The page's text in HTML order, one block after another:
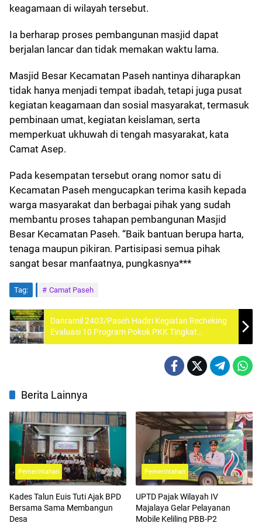
keagamaan di wilayah tersebut.
Ia berharap proses pembangunan masjid dapat
berjalan lancar dan tidak memakan waktu lama.
Masjid Besar Kecamatan Paseh nantinya diharapkan
tidak hanya menjadi tempat ibadah, tetapi juga pusat
kegiatan keagamaan dan sosial masyarakat, termasuk
pembinaan umat, kegiatan keislaman, serta
memperkuat ukhuwah di tengah masyarakat, kata
Camat Asep.
Pada kesempatan tersebut orang nomor satu di
Kecamatan Paseh mengucapkan terima kasih kepada
warga masyarakat dan berbagai pihak yang sudah
membantu proses tahapan pembangunan Masjid
Besar Kecamatan Paseh. “Baik bantuan berupa harta,
tenaga maupun pikiran. Partisipasi semua pihak
sangat besar manfaatnya, pungkasnya***
Tag: Camat Paseh
Danramil 2403/Paseh Hadiri Kegiatan Recheking
Evaluasi 10 Program Pokok PKK Tingkat
Kabupaten Bandung di Desa Cibeet
Berita Lainnya
Pemerintahan
Kades Talun Euis Tuti Ajak BPD
Bersama Sama Membangun
Desa
Pemerintahan
UPTD Pajak Wilayah IV
Majalaya Gelar Pelayanan
Mobile Keliling PBB-P2